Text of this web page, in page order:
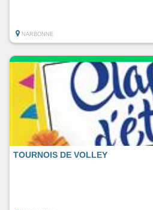
NARBONNE
TOURNOIS DE VOLLEY